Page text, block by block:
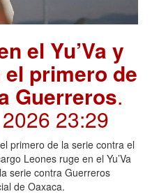
el Yu’Va y
primero de
Guerreros.
23:29
primero de la serie contra el
Leones ruge en el Yu’Va
serie contra Guerreros
de Oaxaca.